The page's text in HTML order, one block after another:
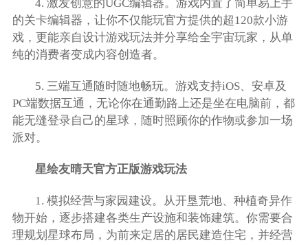
4. 激发创意的UGC编辑器。游戏内置了简单易上手
的关卡编辑器，让你不仅能玩官方提供的超120款小游
戏，更能亲自设计游戏玩法并分享给全宇宙玩家，从单
纯的消费者变成内容创造者。
5. 三端互通随时随地畅玩。游戏支持iOS、安卓及
PC端数据互通，无论你在通勤路上还是坐在电脑前，都
能无缝登录自己的星球，随时照顾你的作物或参加一场
派对。
星绘友晴天官方正版游戏玩法
1. 模拟经营与家园建设。从开垦荒地、种植奇异作
物开始，逐步搭建各类生产设施和装饰建筑。你需要合
理规划星球布局，为前来定居的居民建造住宅，并经营